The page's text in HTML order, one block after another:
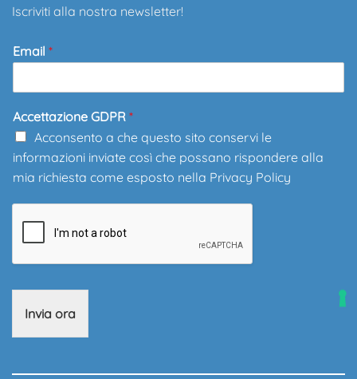
Iscriviti alla nostra newsletter!
Email *
Accettazione GDPR *
Acconsento a che questo sito conservi le
informazioni inviate così che possano rispondere alla
mia richiesta come esposto nella Privacy Policy
Invia ora